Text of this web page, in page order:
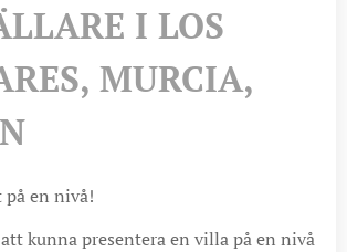
I LOS
MURCIA,
en nivå!
kunna presentera en villa på en nivå